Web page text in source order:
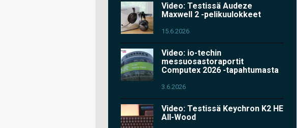
Video: Testissä Audeze
Maxwell 2 -pelikuulokkeet
15.6.2026
Video: io-techin
messuosastoraportit
Computex 2026 -tapahtumasta
3.6.2026
Video: Testissä Keychron K2 HE
All-Wood